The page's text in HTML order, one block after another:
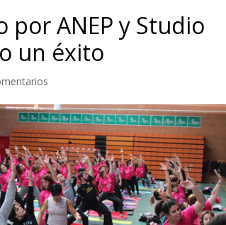
por ANEP y Studio
un éxito